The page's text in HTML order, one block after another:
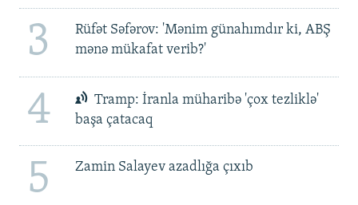
3
Rüfət Səfərov: 'Mənim günahımdır ki, ABŞ
mənə mükafat verib?'
4
Tramp: İranla müharibə 'çox tezliklə'
başa çatacaq
5 Zamin Salayev azadlığa çıxıb